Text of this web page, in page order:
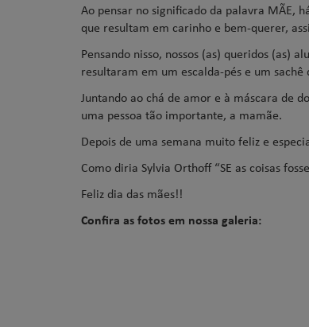
Ao pensar no significado da palavra MÃE,
que resultam em carinho e bem-querer,
Pensando nisso, nossos (as) queridos (as)
resultaram em um escalda-pés e um sachê
Juntando ao chá de amor e à máscara de
uma pessoa tão importante, a mamãe.
Depois de uma semana muito feliz e
Como diria Sylvia Orthoff “SE as coisas
Feliz dia das mães!!
Confira as fotos em nossa galeria: